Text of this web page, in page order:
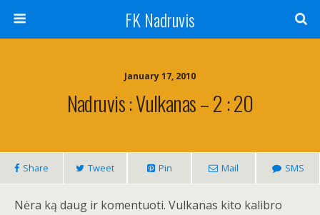
FK Nadruvis
January 17, 2010
Nadruvis : Vulkanas – 2 : 20
Share Tweet Pin Mail SMS
Nėra ką daug ir komentuoti. Vulkanas kito kalibro